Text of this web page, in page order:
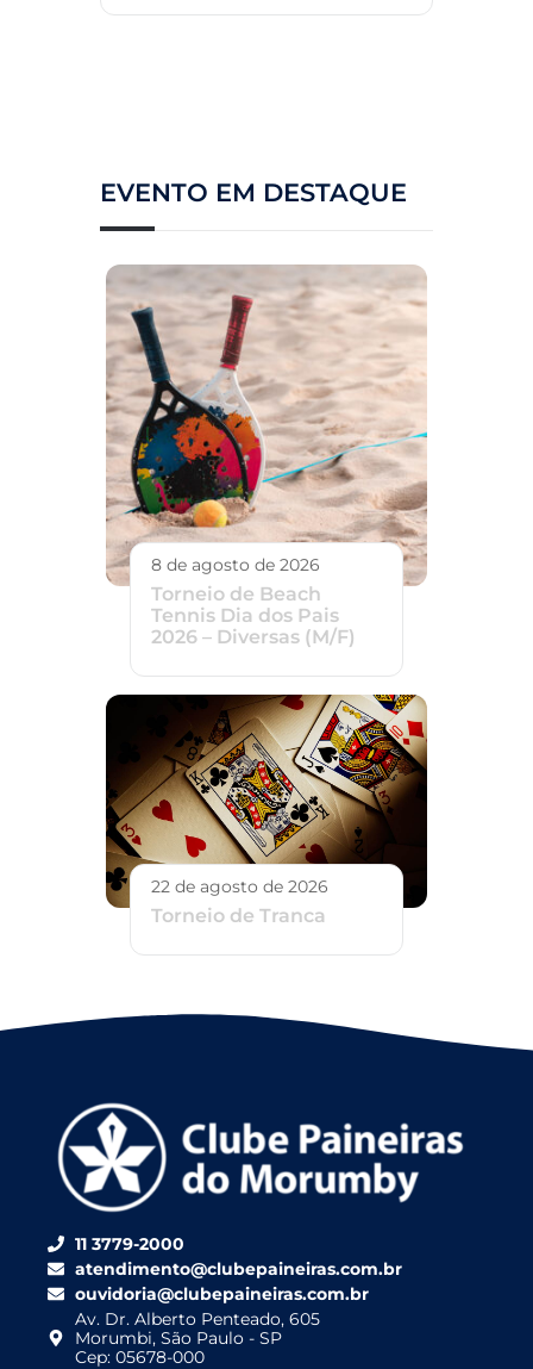
EVENTO EM DESTAQUE
8 de agosto de 2026
Torneio de Beach
Tennis Dia dos Pais
2026 – Diversas (M/F)
22 de agosto de 2026
Torneio de Tranca
11 3779-2000
atendimento@clubepaineiras.com.br
ouvidoria@clubepaineiras.com.br
Av. Dr. Alberto Penteado, 605
Morumbi, São Paulo - SP
Cep: 05678-000